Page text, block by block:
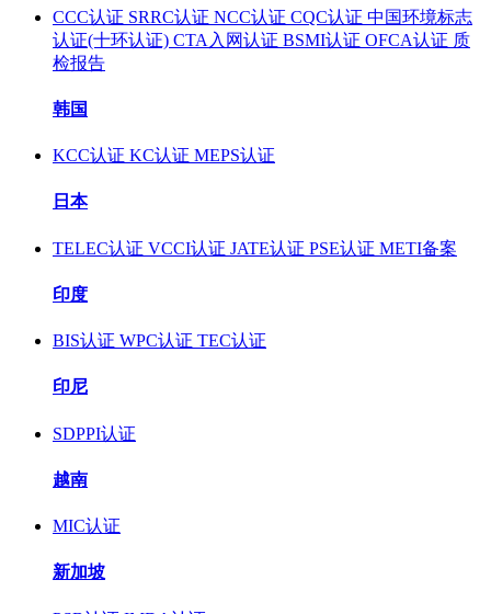
CCC认证 SRRC认证 NCC认证 CQC认证 中国环境标志
认证(十环认证) CTA入网认证 BSMI认证 OFCA认证 质
检报告
韩国
KCC认证 KC认证 MEPS认证
日本
TELEC认证 VCCI认证 JATE认证 PSE认证 METI备案
印度
BIS认证 WPC认证 TEC认证
印尼
SDPPI认证
越南
MIC认证
新加坡